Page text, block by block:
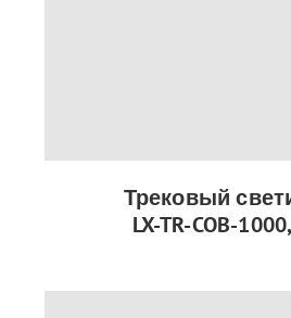
Трековый
LX-TR-COB-